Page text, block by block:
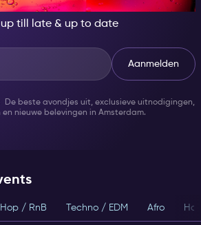
till late & up to date
Aanmelden
De beste avondjes uit, exclusieve uitnodigingen,
en nieuwe belevingen in Amsterdam.
/ RnB Techno / EDM Afro